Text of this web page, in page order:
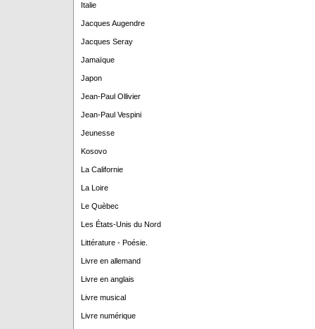
Italie
Jacques Augendre
Jacques Seray
Jamaïque
Japon
Jean-Paul Ollivier
Jean-Paul Vespini
Jeunesse
Kosovo
La Californie
La Loire
Le Quèbec
Les États-Unis du Nord
Littérature - Poésie.
Livre en allemand
Livre en anglais
Livre musical
Livre numérique